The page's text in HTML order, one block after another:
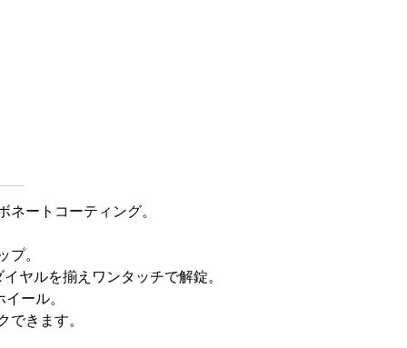
ートコーティング。
プ。
ヤルを揃えワンタッチで解錠。
ール。
できます。